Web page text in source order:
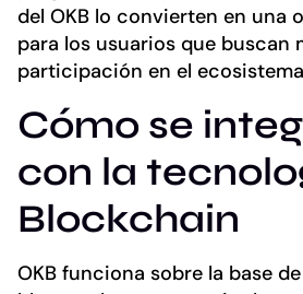
del OKB lo convierten en una
para los usuarios que buscan
participación en el ecosistema
Cómo se
con la
Blockchain
OKB funciona sobre la base